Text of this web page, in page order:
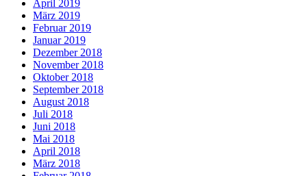
April 2019
März 2019
Februar 2019
Januar 2019
Dezember 2018
November 2018
Oktober 2018
September 2018
August 2018
Juli 2018
Juni 2018
Mai 2018
April 2018
März 2018